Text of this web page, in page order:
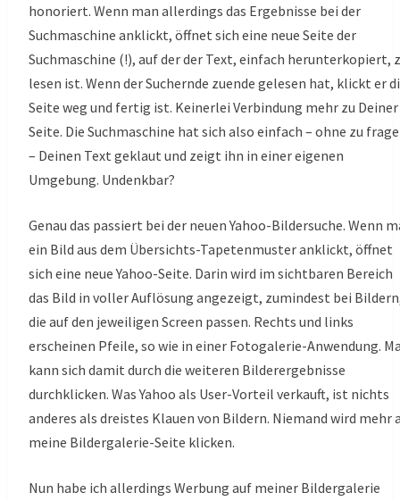
honoriert. Wenn man allerdings das Ergebnisse bei der
Suchmaschine anklickt, öffnet sich eine neue Seite der
Suchmaschine (!), auf der der Text, einfach herunterkopiert,
lesen ist. Wenn der Suchernde zuende gelesen hat, klickt er
Seite weg und fertig ist. Keinerlei Verbindung mehr zu Deiner
Seite. Die Suchmaschine hat sich also einfach – ohne zu
– Deinen Text geklaut und zeigt ihn in einer eigenen
Umgebung. Undenkbar?
Genau das passiert bei der neuen Yahoo-Bildersuche. Wenn
ein Bild aus dem Übersichts-Tapetenmuster anklickt, öffnet
sich eine neue Yahoo-Seite. Darin wird im sichtbaren Bereich
das Bild in voller Auflösung angezeigt, zumindest bei
die auf den jeweiligen Screen passen. Rechts und links
erscheinen Pfeile, so wie in einer Fotogalerie-Anwendung.
kann sich damit durch die weiteren Bilderergebnisse
durchklicken. Was Yahoo als User-Vorteil verkauft, ist nichts
anderes als dreistes Klauen von Bildern. Niemand wird mehr
meine Bildergalerie-Seite klicken.
Nun habe ich allerdings Werbung auf meiner Bildergalerie